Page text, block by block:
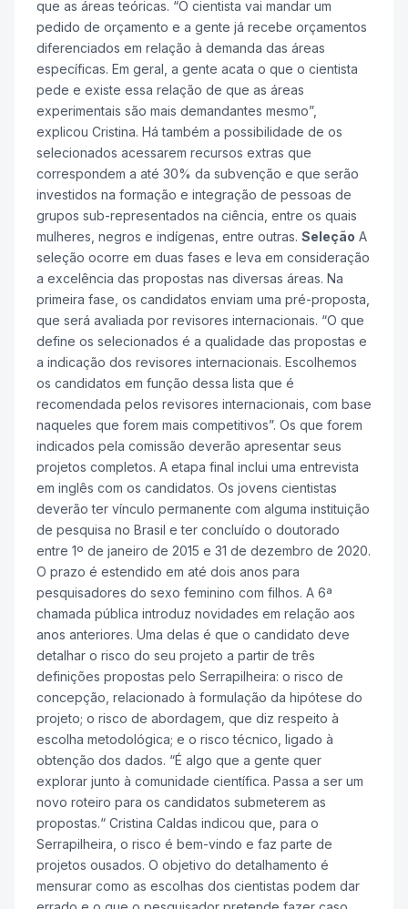
que as áreas teóricas. “O cientista vai mandar um
pedido de orçamento e a gente já recebe orçamentos
diferenciados em relação à demanda das áreas
específicas. Em geral, a gente acata o que o cientista
pede e existe essa relação de que as áreas
experimentais são mais demandantes mesmo”,
explicou Cristina. Há também a possibilidade de os
selecionados acessarem recursos extras que
correspondem a até 30% da subvenção e que serão
investidos na formação e integração de pessoas de
grupos sub-representados na ciência, entre os quais
mulheres, negros e indígenas, entre outras. Seleção A
seleção ocorre em duas fases e leva em consideração
a excelência das propostas nas diversas áreas. Na
primeira fase, os candidatos enviam uma pré-proposta,
que será avaliada por revisores internacionais. “O que
define os selecionados é a qualidade das propostas e
a indicação dos revisores internacionais. Escolhemos
os candidatos em função dessa lista que é
recomendada pelos revisores internacionais, com base
naqueles que forem mais competitivos”. Os que forem
indicados pela comissão deverão apresentar seus
projetos completos. A etapa final inclui uma entrevista
em inglês com os candidatos. Os jovens cientistas
deverão ter vínculo permanente com alguma instituição
de pesquisa no Brasil e ter concluído o doutorado
entre 1º de janeiro de 2015 e 31 de dezembro de 2020.
O prazo é estendido em até dois anos para
pesquisadores do sexo feminino com filhos. A 6ª
chamada pública introduz novidades em relação aos
anos anteriores. Uma delas é que o candidato deve
detalhar o risco do seu projeto a partir de três
definições propostas pelo Serrapilheira: o risco de
concepção, relacionado à formulação da hipótese do
projeto; o risco de abordagem, que diz respeito à
escolha metodológica; e o risco técnico, ligado à
obtenção dos dados. “É algo que a gente quer
explorar junto à comunidade científica. Passa a ser um
novo roteiro para os candidatos submeterem as
propostas.“ Cristina Caldas indicou que, para o
Serrapilheira, o risco é bem-vindo e faz parte de
projetos ousados. O objetivo do detalhamento é
mensurar como as escolhas dos cientistas podem dar